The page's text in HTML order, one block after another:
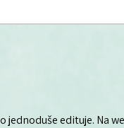
jednoduše edituje. Na